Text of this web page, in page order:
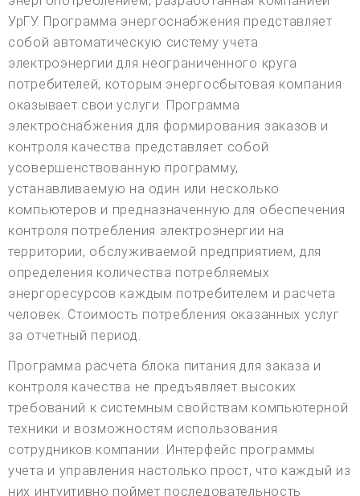
УрГУ. Программа энергоснабжения представляет
собой автоматическую систему учета
электроэнергии для неограниченного круга
потребителей, которым энергосбытовая компания
оказывает свои услуги. Программа
электроснабжения для формирования заказов и
контроля качества представляет собой
усовершенствованную программу,
устанавливаемую на один или несколько
компьютеров и предназначенную для обеспечения
контроля потребления электроэнергии на
территории, обслуживаемой предприятием, для
определения количества потребляемых
энергоресурсов каждым потребителем и расчета
человек. Стоимость потребления оказанных услуг
за отчетный период.
Программа расчета блока питания для заказа и
контроля качества не предъявляет высоких
требований к системным свойствам компьютерной
техники и возможностям использования
сотрудников компании. Интерфейс программы
учета и управления настолько прост, что каждый из
них интуитивно поймет последовательность